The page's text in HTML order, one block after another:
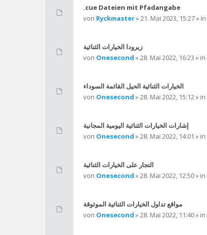
.cue Dateien mit Pfadangabe
von Ryckmaster» 21. Mai 2023, 15:27 » in
زيرودا الخيارات الثنائية
von Onesecond » 28. Mai 2022, 16:23 » in
الخيارات الثنائية الحيل القائمة السوداء
von Onesecond » 28. Mai 2022, 15:12 » in
إشارات الخيارات الثنائية اليومية المجانية
von Onesecond » 28. Mai 2022, 14:01 » in
التجار على الخيارات الثنائية
von Onesecond » 28. Mai 2022, 12:50 » in
مواقع تداول الخيارات الثنائية الموثوقة
von Onesecond » 28. Mai 2022, 11:40 » in